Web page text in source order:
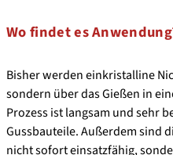
Wo findet es
Bisher werden einkristalline
sondern über das Gießen in
Prozess ist langsam und sehr
Gussbauteile. Außerdem sind
nicht sofort einsatzfähig,